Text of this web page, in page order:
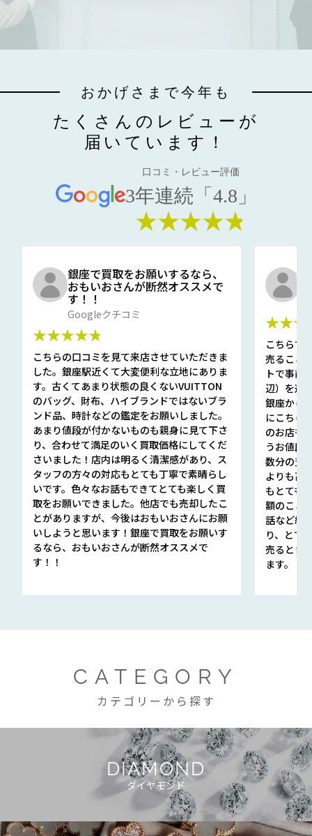
おかげさまで今年も
たくさんのレビューが
届いています！
口コミ・レビュー評価
3年連続「4.8」
★★★★★
銀座で買取をお願いするなら、
おもいおさんが断然オススメで
す！！
Googleクチコミ
★★★★★
こちらの口コミを見て来店させていただきま
した。銀座駅近くて大変便利な立地にありま
す。古くてあまり状態の良くないVUITTON
のバッグ、財布、ハイブランドではないブラ
ンド品、時計などの鑑定をお願いしました。
あまり値段が付かないものも親身に見て下さ
り、合わせて満足のいく買取価格にしてくだ
さいました！店内は明るく清潔感があり、ス
タッフの方々の対応もとても丁寧で素晴らし
いです。色々なお話もできてとても楽しく買
取をお願いできました。他店でも売却したこ
とがありますが、今後はおもいおさんにお願
いしようと思います！銀座で買取をお願いす
るなら、おもいおさんが断然オススメで
す！！
こちらで
売ること
トで事前
辺）を選
銀座から
にこちら
のお店も
うお値段
数分の査
よりも高
もとても
額のこと
話など細
り、とて
売るとき
ます。
CATEGORY
カテゴリーから探す
DIAMOND
ダイヤモンド